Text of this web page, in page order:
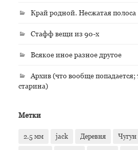
Край родной. Несжатая полоса
Стафф вещи из 90-х
Всякое иное разное другое
Архив (что вообще попадается;
старина)
Метки
2.5 мм jack Деревня Чугун